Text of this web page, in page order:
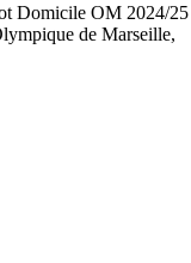
Domicile OM 2024/25
de Marseille,